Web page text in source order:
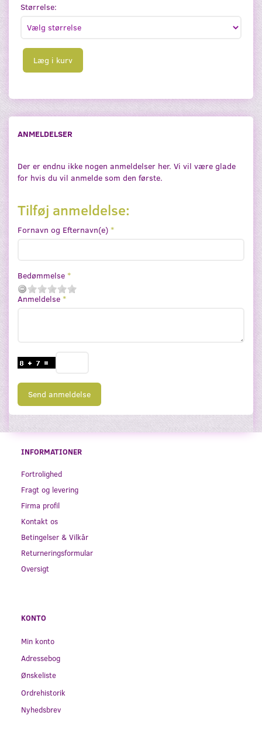
Størrelse:
Læg i kurv
ANMELDELSER
Der er endnu ikke nogen anmeldelser her. Vi vil være glade
for hvis du vil anmelde som den første.
Tilføj anmeldelse:
Fornavn og Efternavn(e)
Bedømmelse
Anmeldelse
Send anmeldelse
INFORMATIONER
Fortrolighed
Fragt og levering
Firma profil
Kontakt os
Betingelser & Vilkår
Returneringsformular
Oversigt
KONTO
Min konto
Adressebog
Ønskeliste
Ordrehistorik
Nyhedsbrev